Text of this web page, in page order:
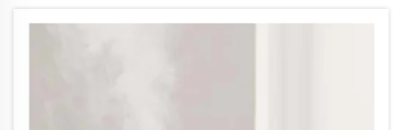
bawasan ang stress batay sa kung paano